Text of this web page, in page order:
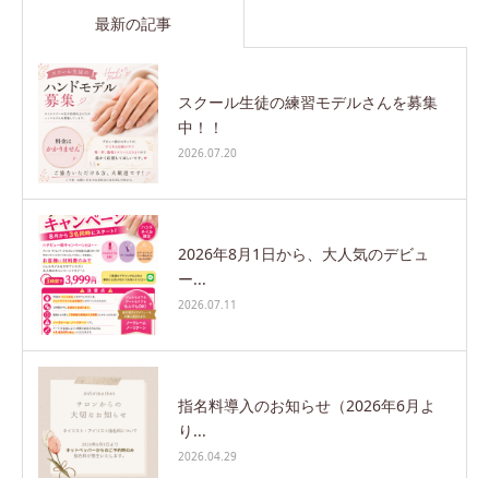
最新の記事
スクール生徒の練習モデルさんを募集
中！！
2026.07.20
2026年8月1日から、大人気のデビュ
ー...
2026.07.11
指名料導入のお知らせ（2026年6月よ
り...
2026.04.29